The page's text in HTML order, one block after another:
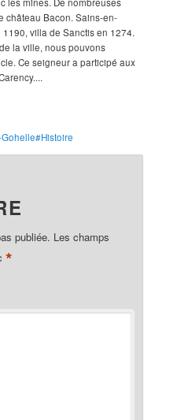
château Bacon. Sains-en-
villa de Sanctis en 1274.
la ville, nous pouvons
Ce seigneur a participé aux
publiée. Les champs
*